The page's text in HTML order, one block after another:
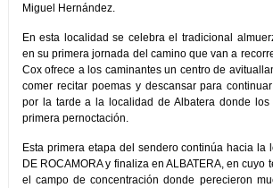
Miguel Hernández.
En esta localidad se celebra el tradicional
en su primera jornada del camino que van a
Cox ofrece a los caminantes un centro de
comer recitar poemas y descansar para
por la tarde a la localidad de Albatera donde los
primera pernoctación.
Esta primera etapa del sendero continúa hacia la
DE ROCAMORA y finaliza en ALBATERA, en cuyo
el campo de concentración donde perecieron